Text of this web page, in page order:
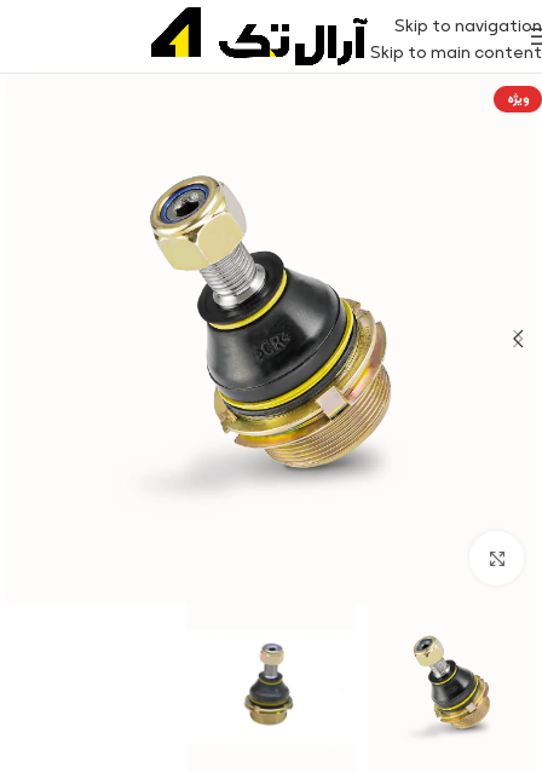
Skip to navigation
Skip to main content
ویژه